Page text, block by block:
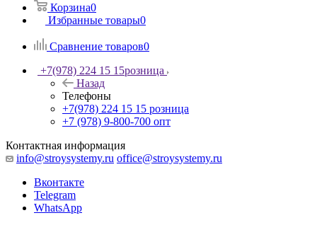
Корзина0
Избранные товары0
Сравнение товаров0
+7(978) 224 15 15розница
Назад
Телефоны
+7(978) 224 15 15 розница
+7 (978) 9-800-700 опт
Контактная информация
info@stroysystemy.ru office@stroysystemy.ru
Вконтакте
Telegram
WhatsApp